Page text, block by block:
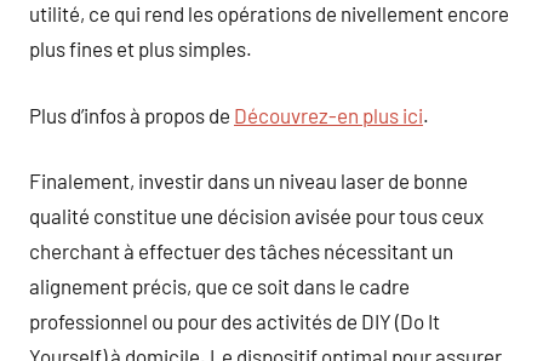
utilité, ce qui rend les opérations de nivellement encore
plus fines et plus simples.
Plus d’infos à propos de Découvrez-en plus ici.
Finalement, investir dans un niveau laser de bonne
qualité constitue une décision avisée pour tous ceux
cherchant à effectuer des tâches nécessitant un
alignement précis, que ce soit dans le cadre
professionnel ou pour des activités de DIY (Do It
Yourself) à domicile. Le dispositif optimal pour assurer